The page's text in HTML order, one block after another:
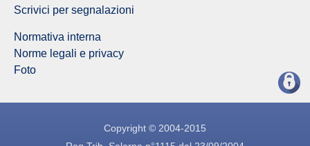
Scrivici per segnalazioni
Normativa interna
Norme legali e privacy
Foto
Copyright © 2004-2015